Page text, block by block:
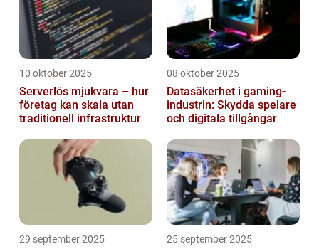
10 oktober 2025
Serverlös mjukvara – hur
företag kan skala utan
traditionell infrastruktur
08 oktober 2025
Datasäkerhet i gaming-
industrin: Skydda spelare
och digitala tillgångar
29 september 2025 25 september 2025